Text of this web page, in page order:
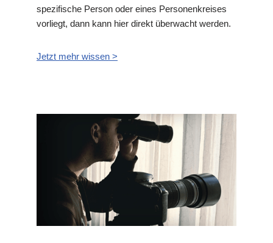
spezifische Person oder eines Personenkreises
vorliegt, dann kann hier direkt überwacht werden.
Jetzt mehr wissen >